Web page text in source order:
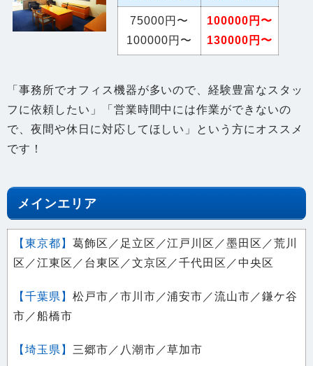
100000円〜
130000円〜
フに依頼したい」「営業時間中には作業ができないの
で、夜間や休日に対応してほしい」という方にオススメ
です！
【東京都】葛飾区／足立区／江戸川区／墨田区／荒川
区／江東区／台東区／文京区／千代田区／中央区
【千葉県】松戸市／市川市／浦安市／流山市／鎌ケ谷
市／船橋市
【埼玉県】
もちろん上記以外のエリアも対応可能です！